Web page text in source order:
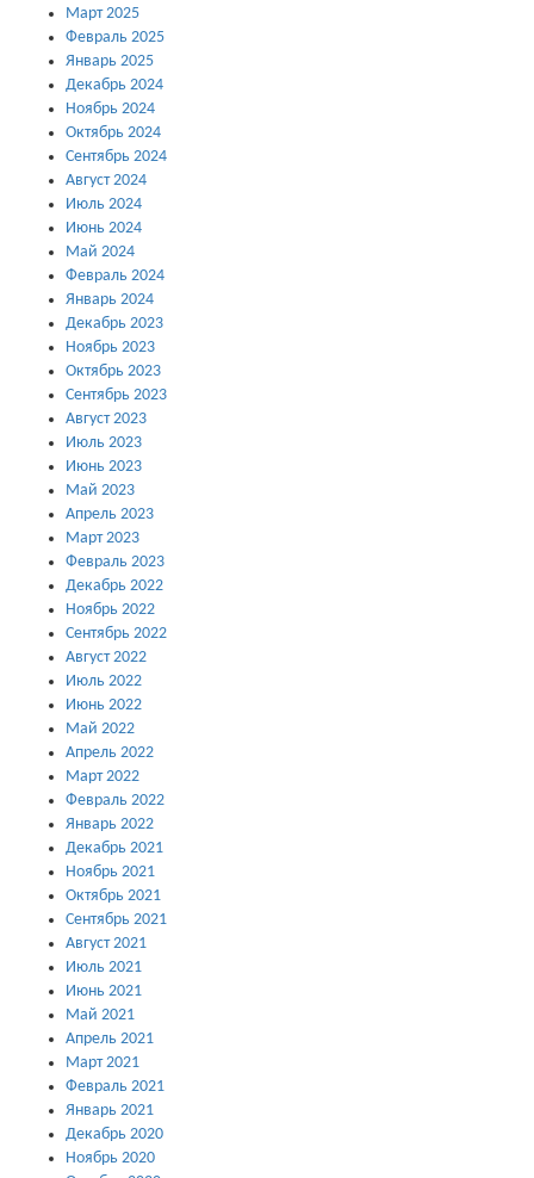
Март 2025
Февраль 2025
Январь 2025
Декабрь 2024
Ноябрь 2024
Октябрь 2024
Сентябрь 2024
Август 2024
Июль 2024
Июнь 2024
Май 2024
Февраль 2024
Январь 2024
Декабрь 2023
Ноябрь 2023
Октябрь 2023
Сентябрь 2023
Август 2023
Июль 2023
Июнь 2023
Май 2023
Апрель 2023
Март 2023
Февраль 2023
Декабрь 2022
Ноябрь 2022
Сентябрь 2022
Август 2022
Июль 2022
Июнь 2022
Май 2022
Апрель 2022
Март 2022
Февраль 2022
Январь 2022
Декабрь 2021
Ноябрь 2021
Октябрь 2021
Сентябрь 2021
Август 2021
Июль 2021
Июнь 2021
Май 2021
Апрель 2021
Март 2021
Февраль 2021
Январь 2021
Декабрь 2020
Ноябрь 2020